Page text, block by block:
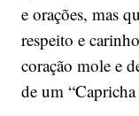
e orações, mas
respeito e
coração mole e
de um